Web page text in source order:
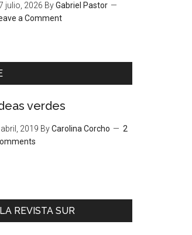
julio, 2026 ByGabriel Pastor
a Comment
verdes
2019 ByCarolina Corcho
2
REVISTA SUR